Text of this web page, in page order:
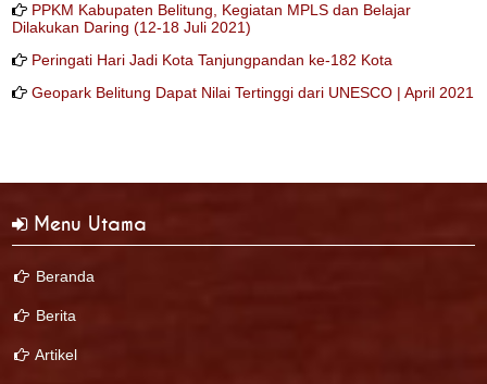
PPKM Kabupaten Belitung, Kegiatan MPLS dan Belajar
Dilakukan Daring (12-18 Juli 2021)
Peringati Hari Jadi Kota Tanjungpandan ke-182 Kota
Geopark Belitung Dapat Nilai Tertinggi dari UNESCO | April 2021
Menu Utama
Beranda
Berita
Artikel